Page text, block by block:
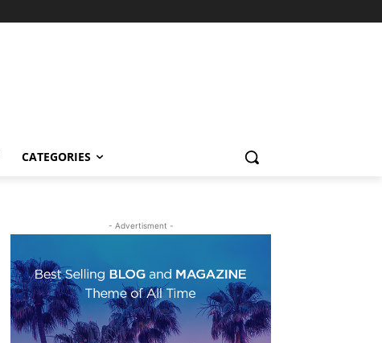
CATEGORIES
- Advertisment -